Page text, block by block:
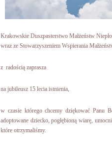
Krakowskie Duszpasterstwo Małżeństw
wraz ze Stowarzyszeniem Wspierania
z radością zaprasza
na jubileusz 15 lecia istnienia,
w czasie którego chcemy dziękować Panu
adoptowane dziecko, pogłębioną wiarę,
które otrzymaliśmy.